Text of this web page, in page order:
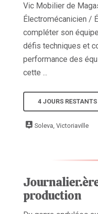
Vic Mobilier de
Électromécanicien /
compléter son
défis techniques et
performance des
cette ...
4 JOURS RESTANTS
Soleva, Victoriaville
production